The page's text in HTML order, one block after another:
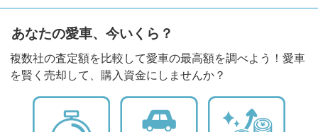
あなたの愛車、今いくら？
複数社の査定額を比較して愛車の最高額を調べよう！愛車
を賢く売却して、購入資金にしませんか？